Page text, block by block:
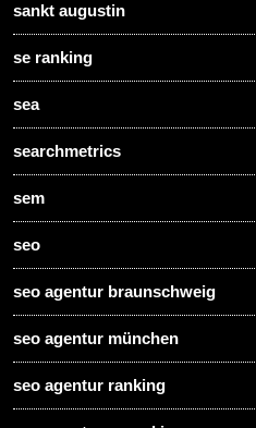
sankt augustin
se ranking
sea
searchmetrics
sem
seo
seo agentur braunschweig
seo agentur münchen
seo agentur ranking